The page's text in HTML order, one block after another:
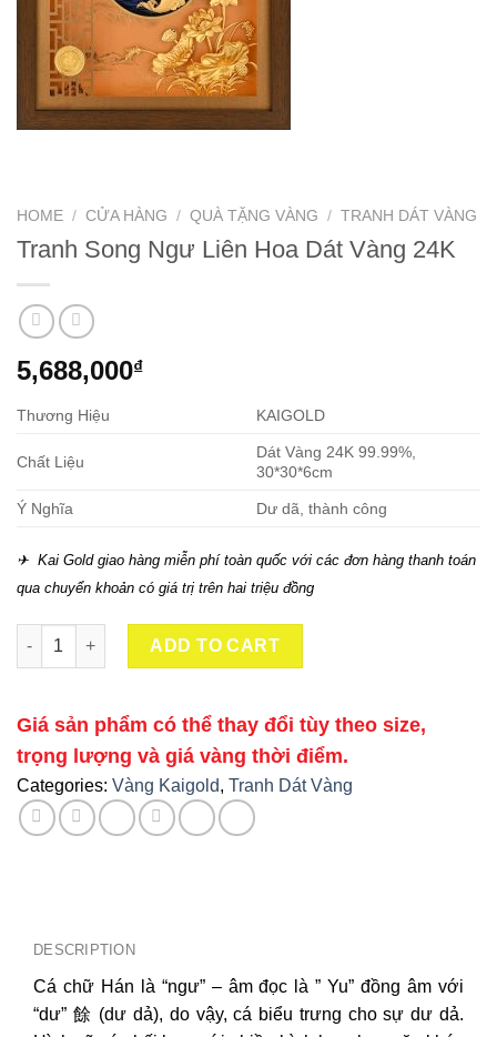
HOME / CỬA HÀNG / QUÀ TẶNG VÀNG / TRANH DÁT VÀNG
Tranh Song Ngư Liên Hoa Dát Vàng 24K
5,688,000₫
Thương Hiệu KAIGOLD
Chất Liệu
Dát Vàng 24K 99.99%,
30*30*6cm
Ý Nghĩa Dư dã, thành công
✈ Kai Gold giao hàng miễn phí toàn quốc với các đơn hàng thanh toán
qua chuyển khoản có giá trị trên hai triệu đồng
Tranh Song Ngư Liên Hoa Dát Vàng 24K quantity
ADD TO CART
Giá sản phẩm có thể thay đổi tùy theo size,
trọng lượng và giá vàng thời điểm.
Categories: Vàng Kaigold, Tranh Dát Vàng
DESCRIPTION
Cá chữ Hán là “ngư” – âm đọc là ” Yu” đồng âm với
“dư” 餘 (dư dả), do vậy, cá biểu trưng cho sự dư dả.